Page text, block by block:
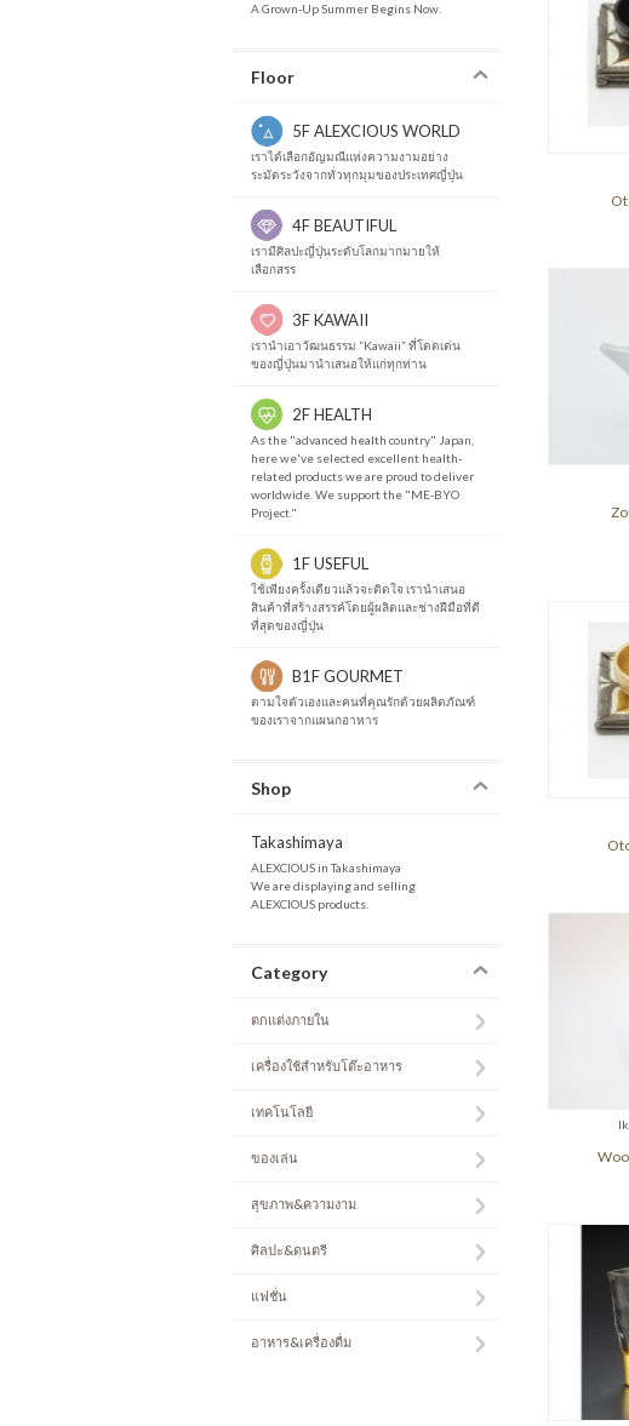
A Grown-Up Summer Begins Now.
Floor
5F ALEXCIOUS WORLD
เราได้เลือกอัญมณีแห่งความงามอย่าง
ระมัดระวังจากทั่วทุกมุมของประเทศญี่ปุ่น
4F BEAUTIFUL
เรามีศิลปะญี่ปุ่นระดับโลกมากมายให้
เลือกสรร
3F KAWAII
เรานำเอาวัฒนธรรม “Kawaii” ที่โดดเด่น
ของญี่ปุ่นมานำเสนอให้แก่ทุกท่าน
2F HEALTH
As the "advanced health country" Japan,
here we've selected excellent health-
related products we are proud to deliver
worldwide. We support the "ME-BYO
Project."
1F USEFUL
ใช้เพียงครั้งเดียวแล้วจะติดใจ เรานำเสนอ
สินค้าที่สร้างสรรค์โดยผู้ผลิตและช่างฝีมือที่ดี
ที่สุดของญี่ปุ่น
B1F GOURMET
ตามใจตัวเองและคนที่คุณรักด้วยผลิตภัณฑ์
ของเราจากแผนกอาหาร
Shop
Takashimaya
ALEXCIOUS in Takashimaya
We are displaying and selling
ALEXCIOUS products.
Category
ตกแต่งภายใน
เครื่องใช้สำหรับโต๊ะอาหาร
เทคโนโลยี
ของเล่น
สุขภาพ&ความงาม
ศิลปะ&ดนตรี
แฟชั่น
อาหาร&เครื่องดื่ม